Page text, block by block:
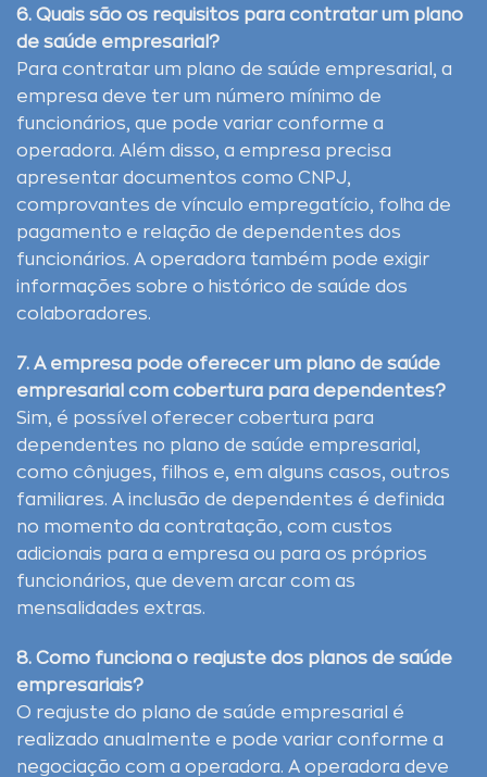
6. Quais são os requisitos para contratar um plano
de saúde empresarial?
Para contratar um plano de saúde empresarial, a
empresa deve ter um número mínimo de
funcionários, que pode variar conforme a
operadora. Além disso, a empresa precisa
apresentar documentos como CNPJ,
comprovantes de vínculo empregatício, folha de
pagamento e relação de dependentes dos
funcionários. A operadora também pode exigir
informações sobre o histórico de saúde dos
colaboradores.
7. A empresa pode oferecer um plano de saúde
empresarial com cobertura para dependentes?
Sim, é possível oferecer cobertura para
dependentes no plano de saúde empresarial,
como cônjuges, filhos e, em alguns casos, outros
familiares. A inclusão de dependentes é definida
no momento da contratação, com custos
adicionais para a empresa ou para os próprios
funcionários, que devem arcar com as
mensalidades extras.
8. Como funciona o reajuste dos planos de saúde
empresariais?
O reajuste do plano de saúde empresarial é
realizado anualmente e pode variar conforme a
negociação com a operadora. A operadora deve